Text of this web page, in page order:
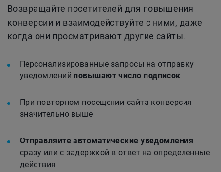
Возвращайте посетителей для повышения
конверсии и взаимодействуйте с ними, даже
когда они просматривают другие сайты.
Персонализированные запросы на отправку
уведомлений повышают число подписок
При повторном посещении сайта конверсия
значительно выше
Отправляйте автоматические уведомления
сразу или с задержкой в ответ на определенные
действия